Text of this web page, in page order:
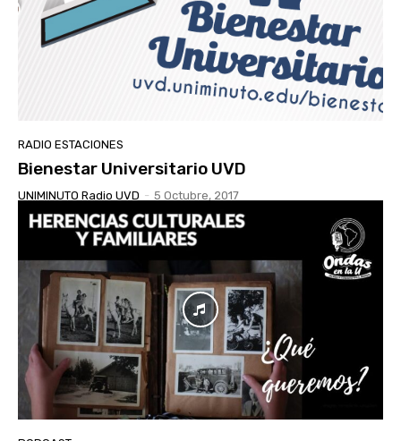
RADIO ESTACIONES
Bienestar Universitario UVD
UNIMINUTO Radio UVD - 5 Octubre, 2017